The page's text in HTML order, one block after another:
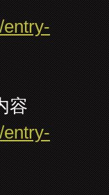
entry-
容
entry-